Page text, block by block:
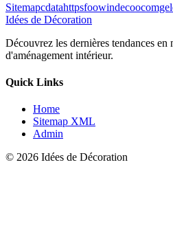
Idées de Décoration
Découvrez les dernières tendances en
d'aménagement intérieur.
Quick Links
Home
Sitemap XML
Admin
© 2026 Idées de Décoration